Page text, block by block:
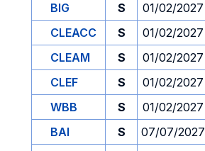
BIG
S 01/02/2027
CLEACC
S 01/02/2027
CLEAM
S 01/02/2027
CLEF
S 01/02/2027
WBB
S 01/02/2027
BAI
S 07/07/2027